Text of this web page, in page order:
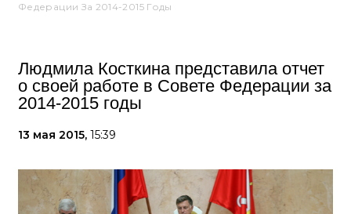
Федерации За 2014-2015 Годы
Людмила Косткина представила отчет
о своей работе в Совете Федерации за
2014-2015 годы
13 мая 2015, 15:39